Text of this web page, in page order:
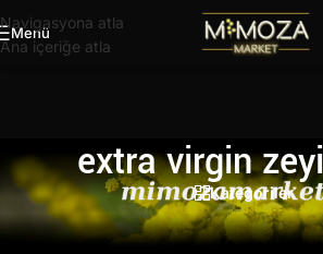
Navigasyona atla
Ana içeriğe atla
Menü
extra virgin
Kategoriler
Ana Sayfa
Ürünler “extra virgin